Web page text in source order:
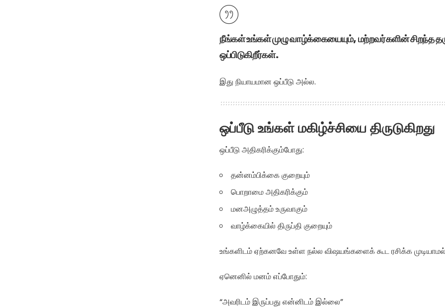
நீங்கள் உங்கள் முழு வாழ்க்கையையும், மற்றவர்களின் சிறந்த
ஒப்பிடுகிறீர்கள்.
இது நியாயமான ஒப்பீடு அல்ல.
ஒப்பீடு உங்கள் மகிழ்ச்சியை திருடுகிறது
ஒப்பீடு அதிகரிக்கும்போது:
தன்னம்பிக்கை குறையும்
பொறாமை அதிகரிக்கும்
மனஅழுத்தம் உருவாகும்
வாழ்க்கையில் திருப்தி குறையும்
உங்களிடம் ஏற்கனவே உள்ள நல்ல விஷயங்களைக் கூட ரசிக்க
ஏனெனில் மனம் எப்போதும்:
“அவரிடம் இருப்பது என்னிடம் இல்லை”